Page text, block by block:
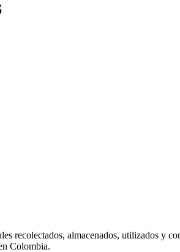
recolectados, almacenados, utilizados y
Colombia.